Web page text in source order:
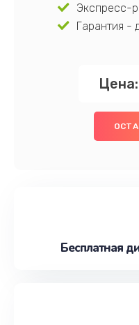
Экспресс-
Гарантия -
Цена:
Бесплатная